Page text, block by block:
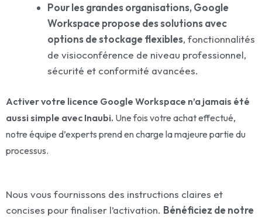
Pour les grandes organisations, Google
Workspace propose des solutions avec
options de stockage flexibles, fonctionnalités
de visioconférence de niveau professionnel,
sécurité et conformité avancées.
Activer votre licence Google Workspace n’a jamais été
aussi simple avec Inaubi. Une fois votre achat effectué,
notre équipe d’experts prend en charge la majeure partie du
processus.
Nous vous fournissons des instructions claires et
concises pour finaliser l’activation. Bénéficiez de notre